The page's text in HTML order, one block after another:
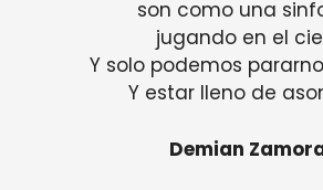
son como una
jugando en el
Y solo podemos
Y estar lleno de
Demian